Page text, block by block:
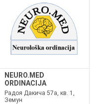
NEURO.MED
ORDINACIJA
Радоя Дакича 57а, кв. 1,
Земун